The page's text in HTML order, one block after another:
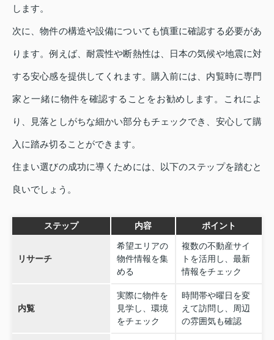
します。
次に、物件の構造や設備についても慎重に確認する必要があ
ります。例えば、耐震性や断熱性は、日本の気候や地震に対
する安心感を提供してくれます。購入前には、内覧時に専門
家と一緒に物件を確認することをお勧めします。これによ
り、見落としがちな細かい部分もチェックでき、安心して購
入に踏み切ることができます。
住まい選びの成功に導くためには、以下のステップを踏むと
良いでしょう。
ステップ 内容 ポイント
リサーチ
希望エリアの
物件情報を集
める
複数の不動産サイ
トを活用し、最新
情報をチェック
内覧
実際に物件を
見学し、環境
をチェック
時間帯や曜日を変
えて訪問し、周辺
の雰囲気も確認